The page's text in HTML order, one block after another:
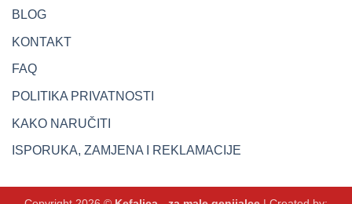
BLOG
KONTAKT
FAQ
POLITIKA PRIVATNOSTI
KAKO NARUČITI
ISPORUKA, ZAMJENA I REKLAMACIJE